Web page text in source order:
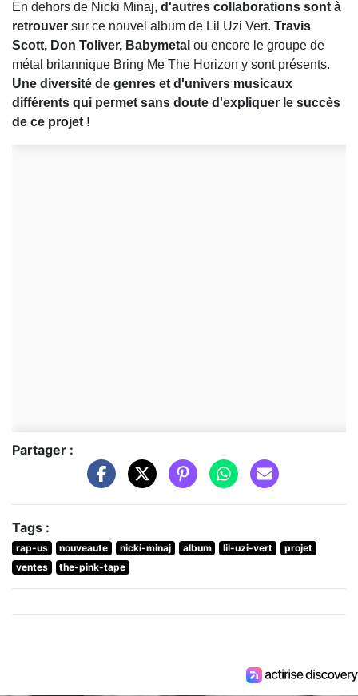
En dehors de Nicki Minaj, d'autres collaborations sont à
retrouver sur ce nouvel album de Lil Uzi Vert. Travis
Scott, Don Toliver, Babymetal ou encore le groupe de
métal britannique Bring Me The Horizon y sont présents.
Une diversité de genres et d'univers musicaux
différents qui permet sans doute d'expliquer le succès
de ce projet !
Partager :
Tags :
rap-us nouveaute nicki-minaj album lil-uzi-vert
projet
ventes
the-pink-tape